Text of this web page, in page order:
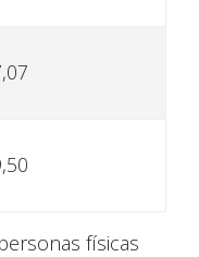
físicas